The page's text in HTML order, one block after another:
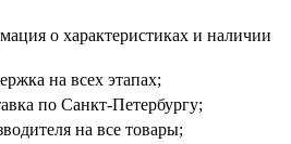
о характеристиках и наличии
на всех этапах;
по Санкт-Петербургу;
на все товары;